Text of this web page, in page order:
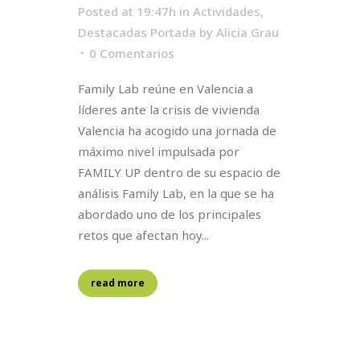
Posted at 19:47h in Actividades,
Destacadas Portada by Alicia Grau
0 Comentarios
Family Lab reúne en Valencia a
líderes ante la crisis de vivienda
Valencia ha acogido una jornada de
máximo nivel impulsada por
FAMILY UP dentro de su espacio de
análisis Family Lab, en la que se ha
abordado uno de los principales
retos que afectan hoy...
read more